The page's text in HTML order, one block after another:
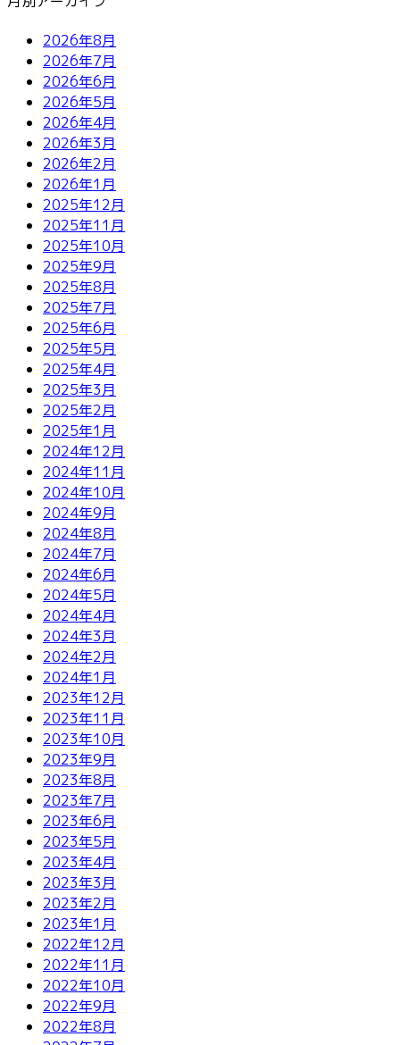
2026年8月
2026年7月
2026年6月
2026年5月
2026年4月
2026年3月
2026年2月
2026年1月
2025年12月
2025年11月
2025年10月
2025年9月
2025年8月
2025年7月
2025年6月
2025年5月
2025年4月
2025年3月
2025年2月
2025年1月
2024年12月
2024年11月
2024年10月
2024年9月
2024年8月
2024年7月
2024年6月
2024年5月
2024年4月
2024年3月
2024年2月
2024年1月
2023年12月
2023年11月
2023年10月
2023年9月
2023年8月
2023年7月
2023年6月
2023年5月
2023年4月
2023年3月
2023年2月
2023年1月
2022年12月
2022年11月
2022年10月
2022年9月
2022年8月